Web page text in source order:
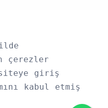
Cd. No:41
çerezler
siteye giriş
kabul etmiş